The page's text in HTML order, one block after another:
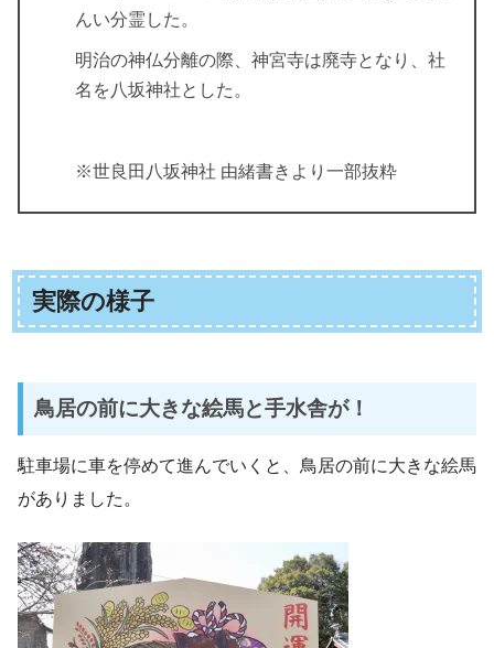
んい分霊した。
明治の神仏分離の際、神宮寺は廃寺となり、社
名を八坂神社とした。
※世良田八坂神社 由緒書きより一部抜粋
実際の様子
鳥居の前に大きな絵馬と手水舎が！
駐車場に車を停めて進んでいくと、鳥居の前に大きな絵馬
がありました。